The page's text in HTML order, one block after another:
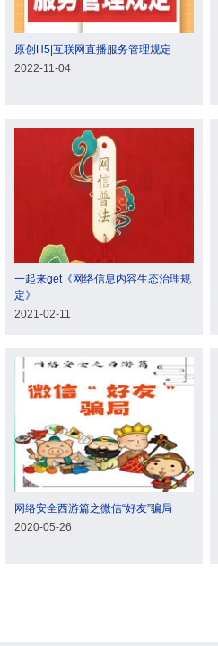
原创H5|互联网直播服务管理规定
2022-11-04
一起来get《网络信息内容生态治理规
定》
2021-02-11
网络安全西游篇之微信“好友”骗局
2020-05-26